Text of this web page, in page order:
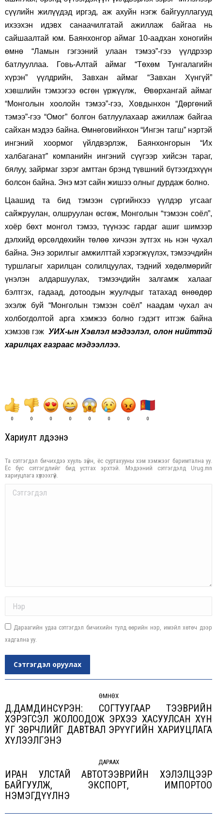
сүүлийн жилүүдэд иргэд, аж ахуйн нэгж байгууллагууд
ихээхэн идэвх санаачилгатай ажиллаж байгаа нь
сайшаалтай юм. Баянхонгор аймаг 10-аадхан хоногийн
өмнө “Ламын гэгээний улаан тэмээ”-гээ үүлдрээр
батлууллаа. Говь-Алтай аймаг “Төхөм Тунгалагийн
хүрэн” үүлдрийн, Завхан аймаг “Завхан Хүнгүй”
хэвшлийн тэмээгээ өсгөн үржүүлж, Өвөрхангай аймаг
“Монголын хоолойн тэмээ”-гээ, Ховдынхон “Дөргөний
тэмээ”-гээ “Омог” болгон батлуулахаар ажиллаж байгаа
сайхан мэдээ байна. Өмнөговийнхон “Ингэн тагш” нэртэй
ингэний хоормог үйлдвэрлэж, Баянхонгорын “Их
халбаганат” компанийн ингэний сүүгээр хийсэн тараг,
бялуу, зайрмаг зэрэг амттан брэнд түвшний бүтээгдэхүүн
болсон байна. Энэ мэт сайн жишээ олныг дурдаж болно.
Цаашид та бид тэмээн сүргийнхээ үүлдэр угсааг
сайжруулан, олшруулан өсгөж, Монголын “тэмээн соёл”,
хоёр бөхт монгол тэмээ, түүнээс гардаг ашиг шимээр
дэлхийд өрсөлдөхийн төлөө хичээн зүтгэх нь нэн чухал
байна. Энэ зорилгыг амжилттай хэрэгжүүлэх, тэмээчдийн
туршлагыг харилцан солилцуулах, тэдний хөдөлмөрийг
үнэлэн алдаршуулах, тэмээчдийн залгамж халааг
бэлтгэх, гадаад, дотоодын жуулчдыг татахад өнөөдөр
эхэлж буй “Монголын тэмээн соёл” наадам чухал ач
холбогдолтой арга хэмжээ болно гэдэгт итгэж байна
хэмээв гэж УИХ-ын Хэвлэл мэдээлэл, олон нийттэй
харилцах газраас мэдээллээ.
0 0 0 0 0 0 0 0
Хариулт үлдээнэ үү
Та сэтгэгдэл бичихдээ хууль зүйн, ёс суртахууны хэм хэмжээг баримтална уу.
Ёс бус сэтгэгдлийг бид устгах эрхтэй. Мэдээний сэтгэгдэлд Urug.mn
хариуцлага хүлээхгүй.
Comment
Дараагийн удаа сэтгэгдэл бичихийн тулд өөрийн нэр, имэйл хөтөч дээр
хадгална уу.
Сэтгэгдэл оруулах
ӨМНӨХ
Previous
Д.ДАМДИНСҮРЭН: СОГТУУГААР ТЭЭВРИЙН
ХЭРЭГСЭЛ ЖОЛООДОЖ ЭРХЭЭ ХАСУУЛСАН ХҮН
УГ ЗӨРЧЛИЙГ ДАВТВАЛ ЭРҮҮГИЙН ХАРИУЦЛАГА
ХҮЛЭЭЛГЭНЭ
ДАРААХ
Next
ИРАН УЛСТАЙ АВТОТЭЭВРИЙН ХЭЛЭЛЦЭЭР
БАЙГУУЛЖ, ЭКСПОРТ, ИМПОРТОО
НЭМЭГДҮҮЛНЭ